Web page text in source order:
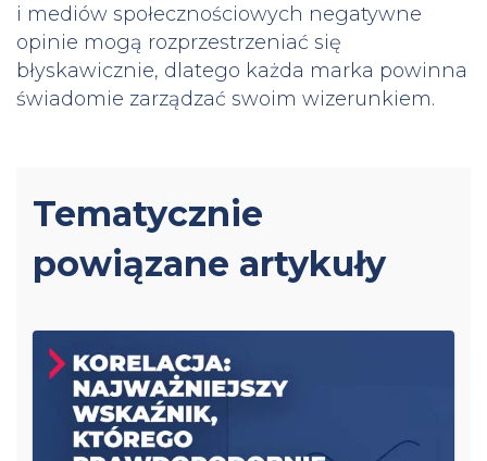
i mediów społecznościowych negatywne
opinie mogą rozprzestrzeniać się
błyskawicznie, dlatego każda marka powinna
świadomie zarządzać swoim wizerunkiem.
Tematycznie
powiązane artykuły